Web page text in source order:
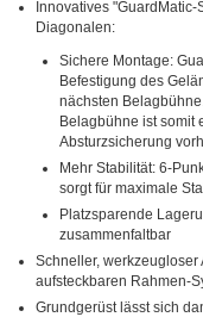
Innovatives
Diagonalen:
Sichere Montage:
Befestigung des
nächsten
Belagbühne ist somit
Absturzsicherung
Mehr Stabilität: 6-
sorgt für maximale
Platzsparende
zusammenfaltbar
Schneller,
aufsteckbaren Rahmen-
Grundgerüst lässt sich